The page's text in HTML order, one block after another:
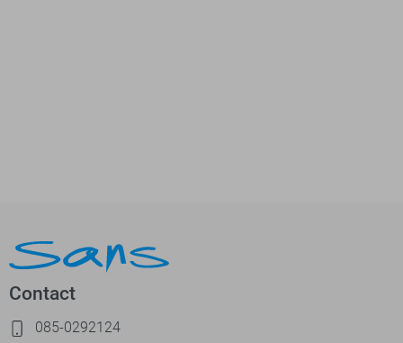
Contact
085-0292124